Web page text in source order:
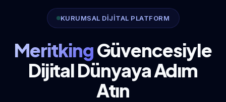
KURUMSAL DİJİTAL PLATFORM
MeritkingGüvencesiyle
Dijital Dünyaya Adım
Atın